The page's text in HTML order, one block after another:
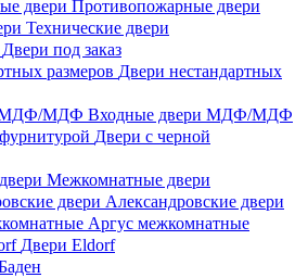
Противопожарные двери
Технические двери
Двери под заказ
Двери нестандартных
Входные двери МДФ/МДФ
Двери с черной
Межкомнатные двери
Александровские двери
Аргус межкомнатные
Двери Eldorf